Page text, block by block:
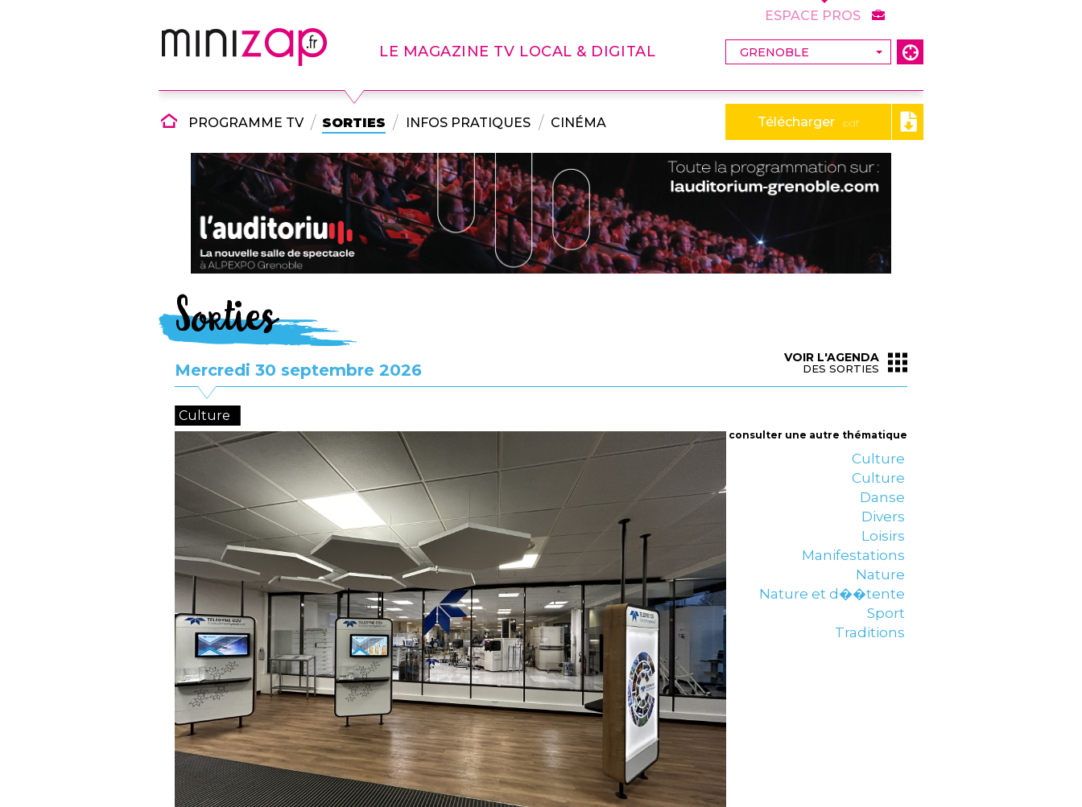
LE MAGAZINE TV LOCAL & DIGITAL
PROGRAMME TV SORTIES INFOS PRATIQUES CINÉMA Télécharger .pdf
ESPACE PROS
Sorties
Mercredi 30 septembre 2026
VOIR L'AGENDA
DES SORTIES
Culture
consulter une autre thématique
Culture
Culture
Danse
Divers
Loisirs
Manifestations
Nature
Nature et d��tente
Sport
Traditions